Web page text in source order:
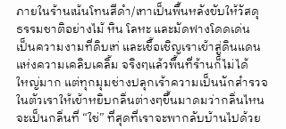
ภายในร้านเน้นโทนสีดำ/เทาเป็นพื้นหลังขับให้วัสดุ
ธรรมชาติอย่างไม้ หิน โลหะ และมัดฟางโดดเด่น
เป็นความงามที่ดิบเท่ และเชื้อเชิญเราเข้าสู่ดินแดน
แห่งความเคลิบเคลิ้ม จริงๆแล้วพื้นที่ร้านก็ไม่ได้
ใหญ่มาก แต่ทุกมุมช่างปลุกเร้าความเป็นนักสำรวจ
ในตัวเราให้เข้าหยิบกลิ่นต่างๆขึ้นมาดมว่ากลิ่นไหน
จะเป็นกลิ่นที่ “ใช่” ที่สุดที่เราจะพากลับบ้านไปด้วย